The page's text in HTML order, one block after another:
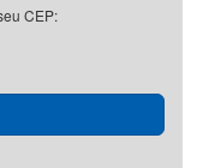
CEP: